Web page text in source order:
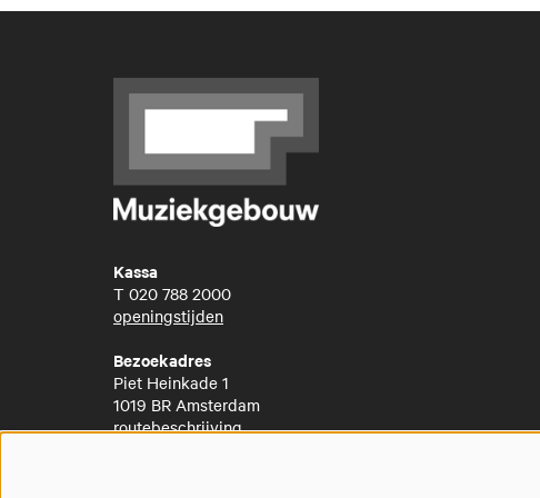
Kassa
T 020 788 2000
openingstijden
Bezoekadres
Piet Heinkade 1
1019 BR Amsterdam
routebeschrijving